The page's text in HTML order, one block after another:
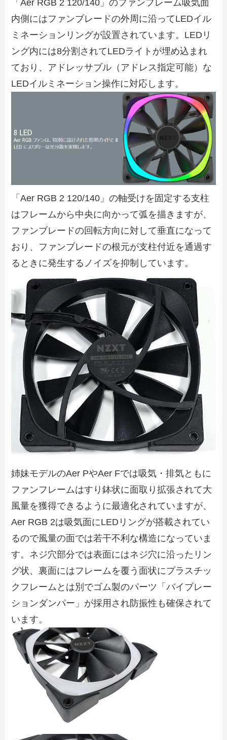
「Aer RGB 2 120/140」のファンフレーム吸気面
内側にはファンブレードの外周に沿ってLEDイル
ミネーションリングが設置されています。LEDリ
ング内には8分割されてLEDライトが埋め込まれ
ており、アドレッサブル（アドレス指定可能）な
LEDイルミネーション操作に対応します。
「Aer RGB 2 120/140」の軸受けを固定する支柱
はフレームから中央に向かって弧を描きますが、
ファンブレードの回転方向に対して垂直になって
おり、ファンブレードの根元が支柱付近を通過す
るときに発生するノイズを抑制しています。
姉妹モデルのAer PやAer Fでは吸気・排気ともに
ファンフレームはすり鉢状に面取り拡張されて大
風量を獲得できるように最適化されていますが、
Aer RGB 2は吸気面にLEDリングが搭載されてい
るので風量の面では若干不利な構造になっていま
す。ネジ穴部分では表面にはネジ穴に沿ったリン
グ状、裏面にはフレームを覆う面状にプラスチッ
クフレームとは別でゴム製のパーツ「バイブレー
ションダンパー」が採用され防振性も確保されて
います。